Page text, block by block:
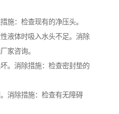
：检查现有的净压头。
体时吸入水头不足。消除
家咨询。
消除措施：检查密封垫的
除措施：检查有无障碍